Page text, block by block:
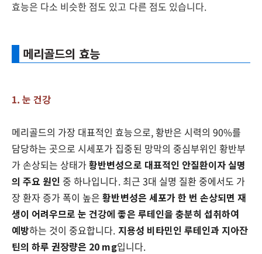
효능은 다소 비슷한 점도 있고 다른 점도 있습니다.
메리골드의 효능
1. 눈 건강
메리골드의 가장 대표적인 효능으로, 황반은 시력의 90%를
담당하는 곳으로 시세포가 집중된 망막의 중심부위인 황반부
가 손상되는 상태가황반변성으로 대표적인 안질환이자 실명
의 주요 원인 중 하나입니다. 최근 3대 실명 질환 중에서도 가
장 환자 증가 폭이 높은황반변성은 세포가 한 번 손상되면 재
생이 어려우므로 눈 건강에 좋은 루테인을 충분히 섭취하여
예방하는 것이 중요합니다. 지용성 비타민인 루테인과 지아잔
틴의 하루 권장량은 20 mg입니다.